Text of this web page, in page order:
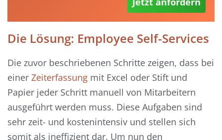
Die Lösung: Employee Self-Services
Die zuvor beschriebenen Schritte zeigen, dass bei
einer Zeiterfassung mit Excel oder Stift und
Papier jeder Schritt manuell von Mitarbeitern
ausgeführt werden muss. Diese Aufgaben sind
sehr zeit- und kostenintensiv und stellen sich
somit als ineffizient dar. Um nun den